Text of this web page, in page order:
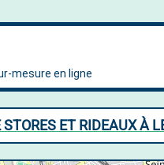
ET RIDEAUX À